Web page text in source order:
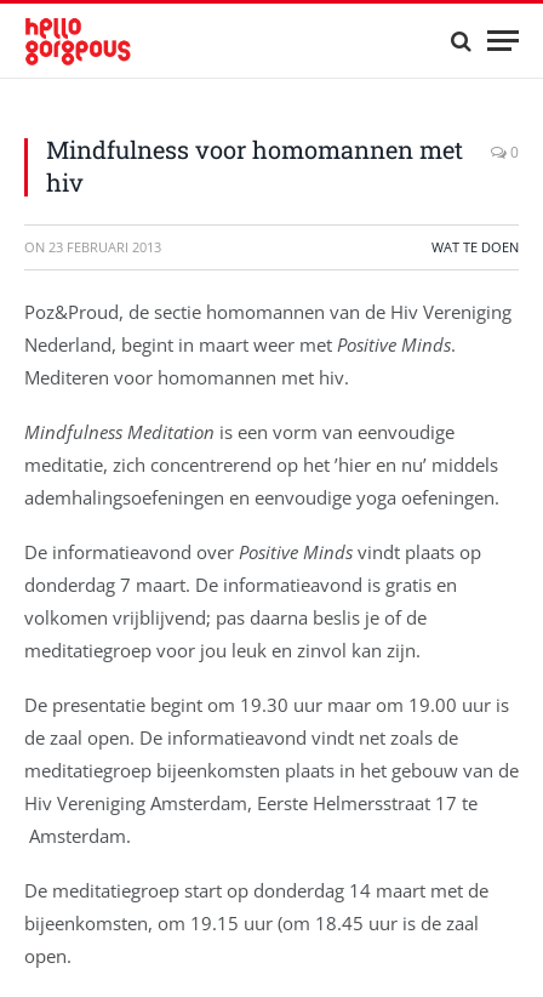
Mindfulness voor homomannen met
hiv
0
ON 23 FEBRUARI 2013 WAT TE DOEN
Poz&Proud, de sectie homomannen van de Hiv Vereniging
Nederland, begint in maart weer met Positive Minds.
Mediteren voor homomannen met hiv.
Mindfulness Meditation is een vorm van eenvoudige
meditatie, zich concentrerend op het ’hier en nu’ middels
ademhalingsoefeningen en eenvoudige yoga oefeningen.
De informatieavond over Positive Minds vindt plaats op
donderdag 7 maart. De informatieavond is gratis en
volkomen vrijblijvend; pas daarna beslis je of de
meditatiegroep voor jou leuk en zinvol kan zijn.
De presentatie begint om 19.30 uur maar om 19.00 uur is
de zaal open. De informatieavond vindt net zoals de
meditatiegroep bijeenkomsten plaats in het gebouw van de
Hiv Vereniging Amsterdam, Eerste Helmersstraat 17 te
Amsterdam.
De meditatiegroep start op donderdag 14 maart met de
bijeenkomsten, om 19.15 uur (om 18.45 uur is de zaal
open.